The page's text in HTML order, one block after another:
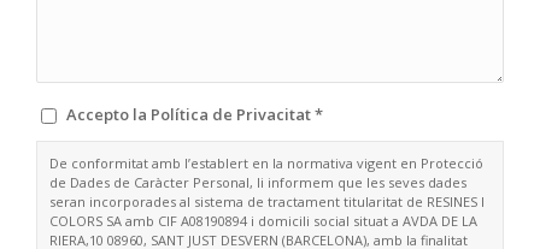
Accepto la Política de Privacitat*
De conformitat amb l’establert en la normativa vigent en Protecció
de Dades de Caràcter Personal, li informem que les seves dades
seran incorporades al sistema de tractament titularitat de RESINES I
COLORS SA amb CIF A08190894 i domicili social situat a AVDA DE LA
RIERA,10 08960, SANT JUST DESVERN (BARCELONA), amb la finalitat